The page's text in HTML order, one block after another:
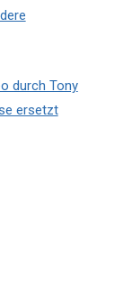
durch Tony
ersetzt